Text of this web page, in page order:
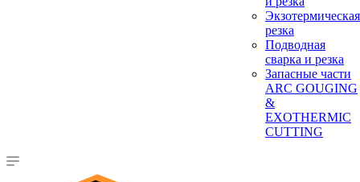
Экзотермическая
резка
Подводная
сварка и резка
Запасные части
ARC GOUGING
&
EXOTHERMIC
CUTTING